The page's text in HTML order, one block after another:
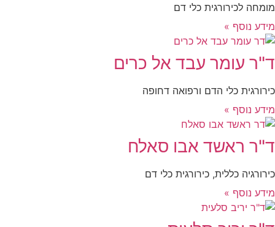
לכירורגית כלי דם
נוסף »
עומר עבד אל כרים
כלי הדם ורפואה דחופה
נוסף »
ראשד אבו סאלח
כללית, כירורגית כלי דם
נוסף »